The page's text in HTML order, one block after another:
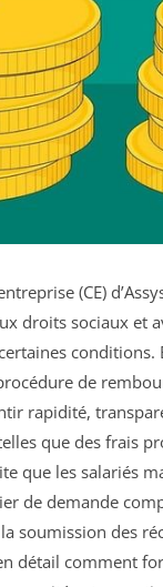
(CE)
droits sociaux et
conditions.
de
rapidité,
que des frais
que les salariés
de demande
soumission des
détail comment